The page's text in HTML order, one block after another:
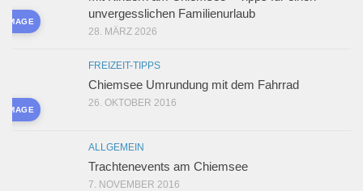
IMAGE
unvergesslichen Familienurlaub
28. MÄRZ 2026
IMAGE
FREIZEIT-TIPPS
Chiemsee Umrundung mit dem Fahrrad
26. OKTOBER 2016
ALLGEMEIN
Trachtenevents am Chiemsee
7. NOVEMBER 2016